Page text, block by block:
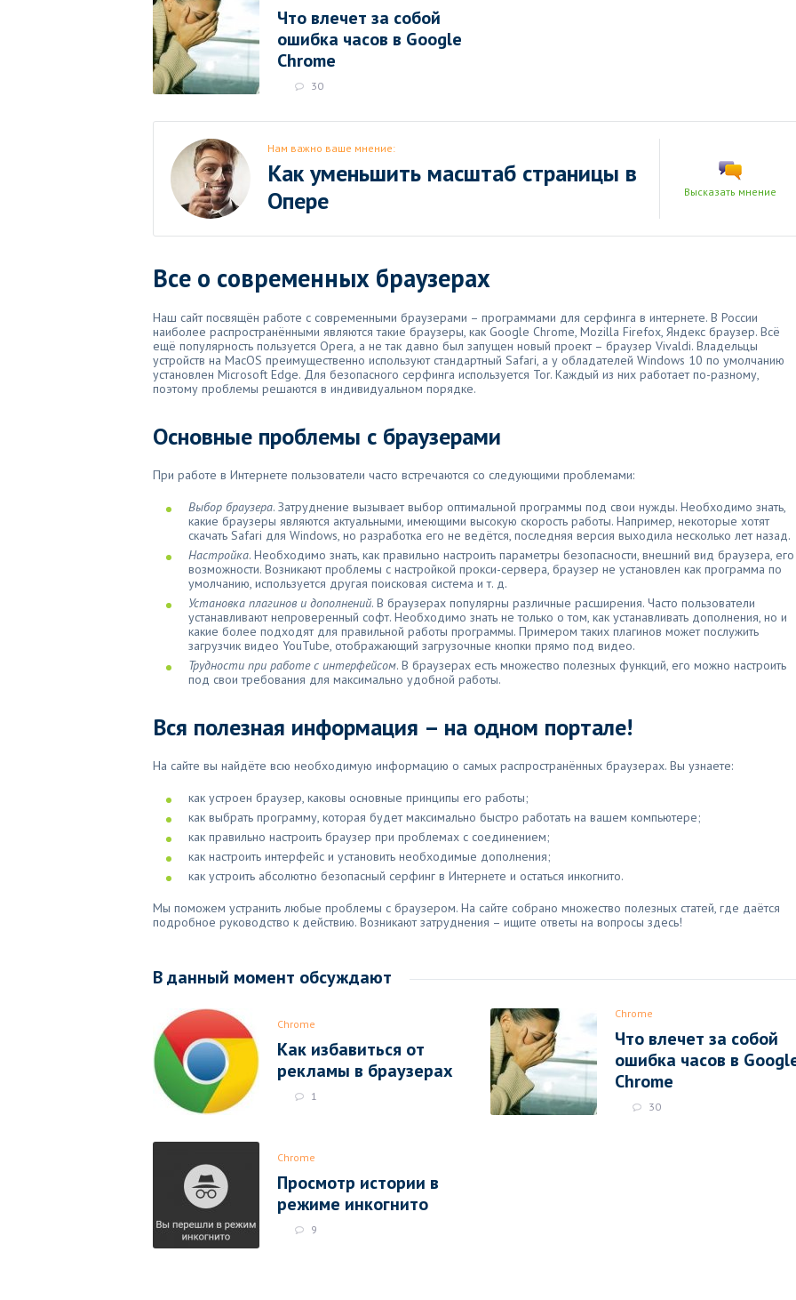
Что влечет за собой
ошибка часов в Google
Chrome
30
Нам важно ваше мнение:
Как уменьшить масштаб страницы в
Опере
Высказать мнение
Все о современных браузерах
Наш сайт посвящён работе с современными браузерами – программами для серфинга в интернете. В России
наиболее распространёнными являются такие браузеры, как Google Chrome, Mozilla Firefox, Яндекс браузер. Всё
ещё популярность пользуется Opera, а не так давно был запущен новый проект – браузер Vivaldi. Владельцы
устройств на MacOS преимущественно используют стандартный Safari, а у обладателей Windows 10 по умолчанию
установлен Microsoft Edge. Для безопасного серфинга используется Tor. Каждый из них работает по-разному,
поэтому проблемы решаются в индивидуальном порядке.
Основные проблемы с браузерами
При работе в Интернете пользователи часто встречаются со следующими проблемами:
Выбор браузера. Затруднение вызывает выбор оптимальной программы под свои нужды. Необходимо знать,
какие браузеры являются актуальными, имеющими высокую скорость работы. Например, некоторые хотят
скачать Safari для Windows, но разработка его не ведётся, последняя версия выходила несколько лет назад.
Настройка. Необходимо знать, как правильно настроить параметры безопасности, внешний вид браузера, его
возможности. Возникают проблемы с настройкой прокси-сервера, браузер не установлен как программа по
умолчанию, используется другая поисковая система и т. д.
Установка плагинов и дополнений. В браузерах популярны различные расширения. Часто пользователи
устанавливают непроверенный софт. Необходимо знать не только о том, как устанавливать дополнения, но и
какие более подходят для правильной работы программы. Примером таких плагинов может послужить
загрузчик видео YouTube, отображающий загрузочные кнопки прямо под видео.
Трудности при работе с интерфейсом. В браузерах есть множество полезных функций, его можно настроить
под свои требования для максимально удобной работы.
Вся полезная информация – на одном портале!
На сайте вы найдёте всю необходимую информацию о самых распространённых браузерах. Вы узнаете:
как устроен браузер, каковы основные принципы его работы;
как выбрать программу, которая будет максимально быстро работать на вашем компьютере;
как правильно настроить браузер при проблемах с соединением;
как настроить интерфейс и установить необходимые дополнения;
как устроить абсолютно безопасный серфинг в Интернете и остаться инкогнито.
Мы поможем устранить любые проблемы с браузером. На сайте собрано множество полезных статей, где даётся
подробное руководство к действию. Возникают затруднения – ищите ответы на вопросы здесь!
В данный момент обсуждают
Chrome
Как избавиться от
рекламы в браузерах
1
Chrome
Что влечет за собой
ошибка часов в
Chrome
30
Chrome
Просмотр истории в
режиме инкогнито
9